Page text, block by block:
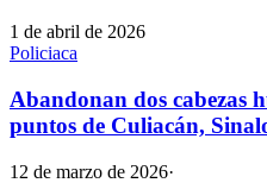
1 de abril de 2026
Policiaca
Abandonan dos cabezas
puntos de Culiacán,
12 de marzo de 2026·